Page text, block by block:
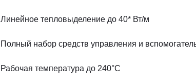
Линейное тепловыделение до 40* Вт/м
Полный набор средств управления и
Рабочая температура до 240°С